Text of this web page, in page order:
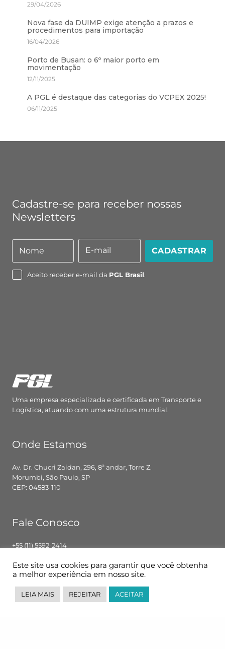
29/04/2026
Nova fase da DUIMP exige atenção a prazos e
procedimentos para importação
16/04/2026
Porto de Busan: o 6º maior porto em
movimentação
12/11/2025
A PGL é destaque das categorias do VCPEX 2025!
06/11/2025
Cadastre-se para receber nossas
Newsletters
Nome
Nome
mail
E-mail CADASTRAR
Aceito receber e-mail da PGL Brasil.
Uma empresa especializada e certificada em Transporte e
Logística, atuando com uma estrutura mundial.
Onde Estamos
Av. Dr. Chucri Zaidan, 296, 8ª andar, Torre Z.
Morumbi, São Paulo, SP
CEP: 04583-110
Fale Conosco
+55 (11) 5592-2414
Segunda – Sexta: 8h00 – 18h00
Siga-nos
Este site usa cookies para garantir que você obtenha
a melhor experiência em nosso site.
LEIA MAIS REJEITAR ACEITAR